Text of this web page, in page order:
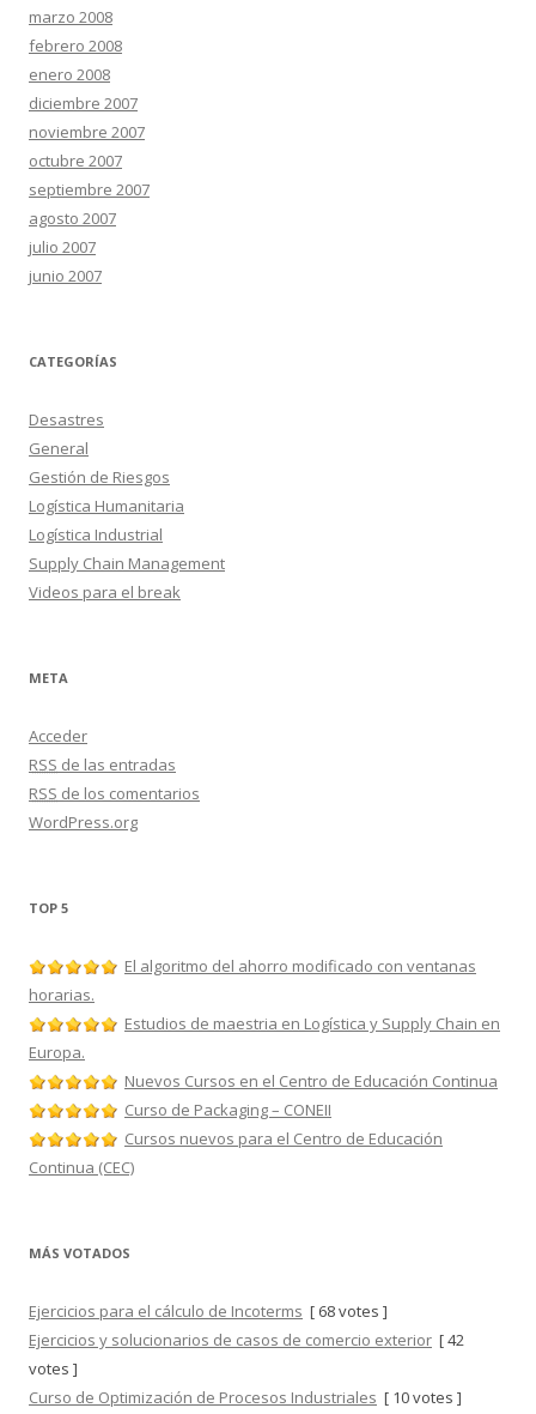
marzo 2008
febrero 2008
enero 2008
diciembre 2007
noviembre 2007
octubre 2007
septiembre 2007
agosto 2007
julio 2007
junio 2007
CATEGORÍAS
Desastres
General
Gestión de Riesgos
Logística Humanitaria
Logística Industrial
Supply Chain Management
Videos para el break
META
Acceder
RSS de las entradas
RSS de los comentarios
WordPress.org
TOP 5
El algoritmo del ahorro modificado con ventanas
horarias.
Estudios de maestria en Logística y Supply Chain en
Europa.
Nuevos Cursos en el Centro de Educación Continua
Curso de Packaging – CONEII
Cursos nuevos para el Centro de Educación
Continua (CEC)
MÁS VOTADOS
Ejercicios para el cálculo de Incoterms [ 68 votes ]
Ejercicios y solucionarios de casos de comercio exterior [ 42
votes ]
Curso de Optimización de Procesos Industriales [ 10 votes ]